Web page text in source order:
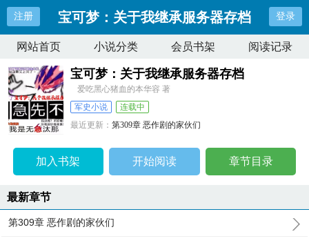
注册 宝可梦：关于我继承服务器存档 登录
网站首页 小说分类 会员书架 阅读记录
宝可梦：关于我继承服务器存档
爱吃黑心猪血的本华容 著
军史小说
连载中
最近更新：第309章 恶作剧的家伙们
加入书架 开始阅读 章节目录
最新章节
第309章 恶作剧的家伙们